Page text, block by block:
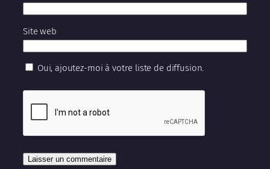
Site web
Oui, ajoutez-moi à votre liste de diffusion.